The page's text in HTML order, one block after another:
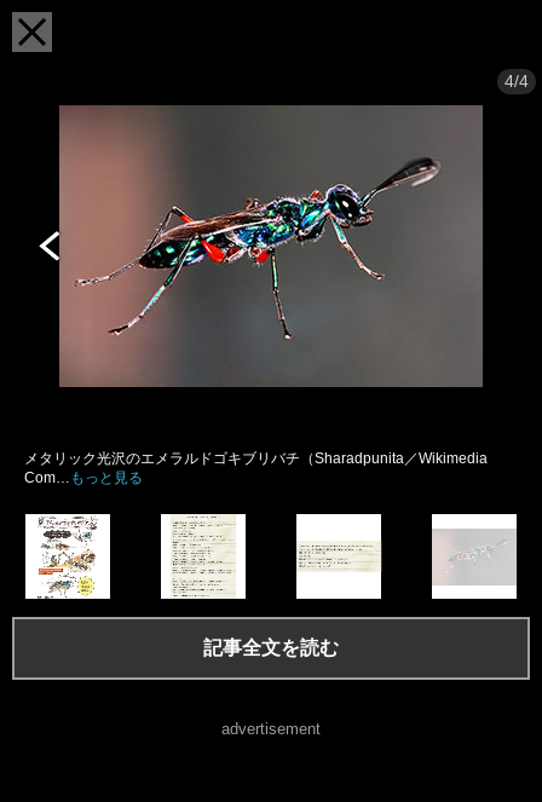
4/4
メタリック光沢のエメラルドゴキブリバチ（Sharadpunita／Wikimedia
Com…
もっと見る
記事全文を読む
advertisement